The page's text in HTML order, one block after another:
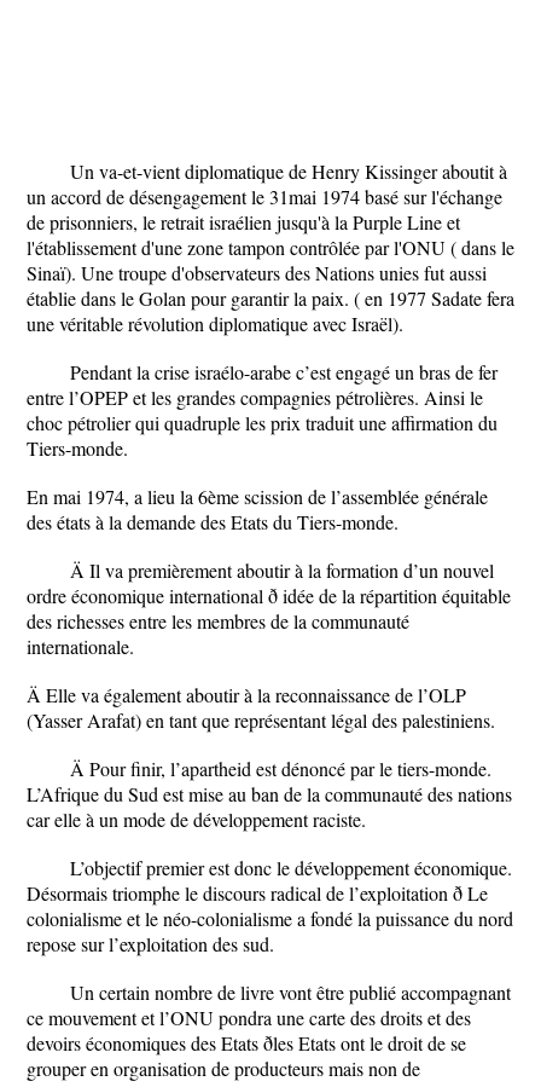
Un va-et-vient diplomatique de Henry Kissinger aboutit à
un accord de désengagement le 31mai 1974 basé sur l'échange
de prisonniers, le retrait israélien jusqu'à la Purple Line et
l'établissement d'une zone tampon contrôlée par l'ONU ( dans le
Sinaï). Une troupe d'observateurs des Nations unies fut aussi
établie dans le Golan pour garantir la paix. ( en 1977 Sadate fera
une véritable révolution diplomatique avec Israël).
Pendant la crise israélo-arabe c’est engagé un bras de fer
entre l’OPEP et les grandes compagnies pétrolières. Ainsi le
choc pétrolier qui quadruple les prix traduit une affirmation du
Tiers-monde.
En mai 1974, a lieu la 6ème scission de l’assemblée générale
des états à la demande des Etats du Tiers-monde.
Ä Il va premièrement aboutir à la formation d’un nouvel
ordre économique international ð idée de la répartition équitable
des richesses entre les membres de la communauté
internationale.
Ä Elle va également aboutir à la reconnaissance de l’OLP
(Yasser Arafat) en tant que représentant légal des palestiniens.
Ä Pour finir, l’apartheid est dénoncé par le tiers-monde.
L’Afrique du Sud est mise au ban de la communauté des nations
car elle à un mode de développement raciste.
L’objectif premier est donc le développement économique.
Désormais triomphe le discours radical de l’exploitation ð Le
colonialisme et le néo-colonialisme a fondé la puissance du nord
repose sur l’exploitation des sud.
Un certain nombre de livre vont être publié accompagnant
ce mouvement et l’ONU pondra une carte des droits et des
devoirs économiques des Etats ðles Etats ont le droit de se
grouper en organisation de producteurs mais non de